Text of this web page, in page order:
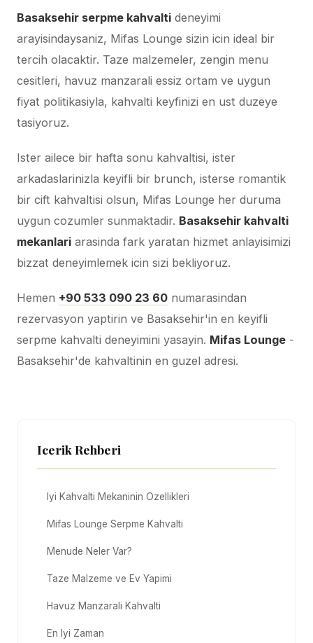
Basaksehir serpme kahvalti deneyimi
arayisindaysaniz, Mifas Lounge sizin icin ideal bir
tercih olacaktir. Taze malzemeler, zengin menu
cesitleri, havuz manzarali essiz ortam ve uygun
fiyat politikasiyla, kahvalti keyfinizi en ust duzeye
tasiyoruz.
Ister ailece bir hafta sonu kahvaltisi, ister
arkadaslarinizla keyifli bir brunch, isterse romantik
bir cift kahvaltisi olsun, Mifas Lounge her duruma
uygun cozumler sunmaktadir. Basaksehir kahvalti
mekanlari arasinda fark yaratan hizmet anlayisimizi
bizzat deneyimlemek icin sizi bekliyoruz.
Hemen +90 533 090 23 60 numarasindan
rezervasyon yaptirin ve Basaksehir'in en keyifli
serpme kahvalti deneyimini yasayin. Mifas Lounge -
Basaksehir'de kahvaltinin en guzel adresi.
Icerik Rehberi
Iyi Kahvalti Mekaninin Ozellikleri
Mifas Lounge Serpme Kahvalti
Menude Neler Var?
Taze Malzeme ve Ev Yapimi
Havuz Manzarali Kahvalti
En Iyi Zaman